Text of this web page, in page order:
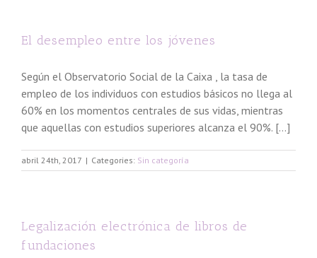
El desempleo entre los jóvenes
Según el Observatorio Social de la Caixa , la tasa de
empleo de los individuos con estudios básicos no llega al
60% en los momentos centrales de sus vidas, mientras
que aquellas con estudios superiores alcanza el 90%. […]
abril 24th, 2017 | Categories: Sin categoría
Legalización electrónica de libros de
fundaciones